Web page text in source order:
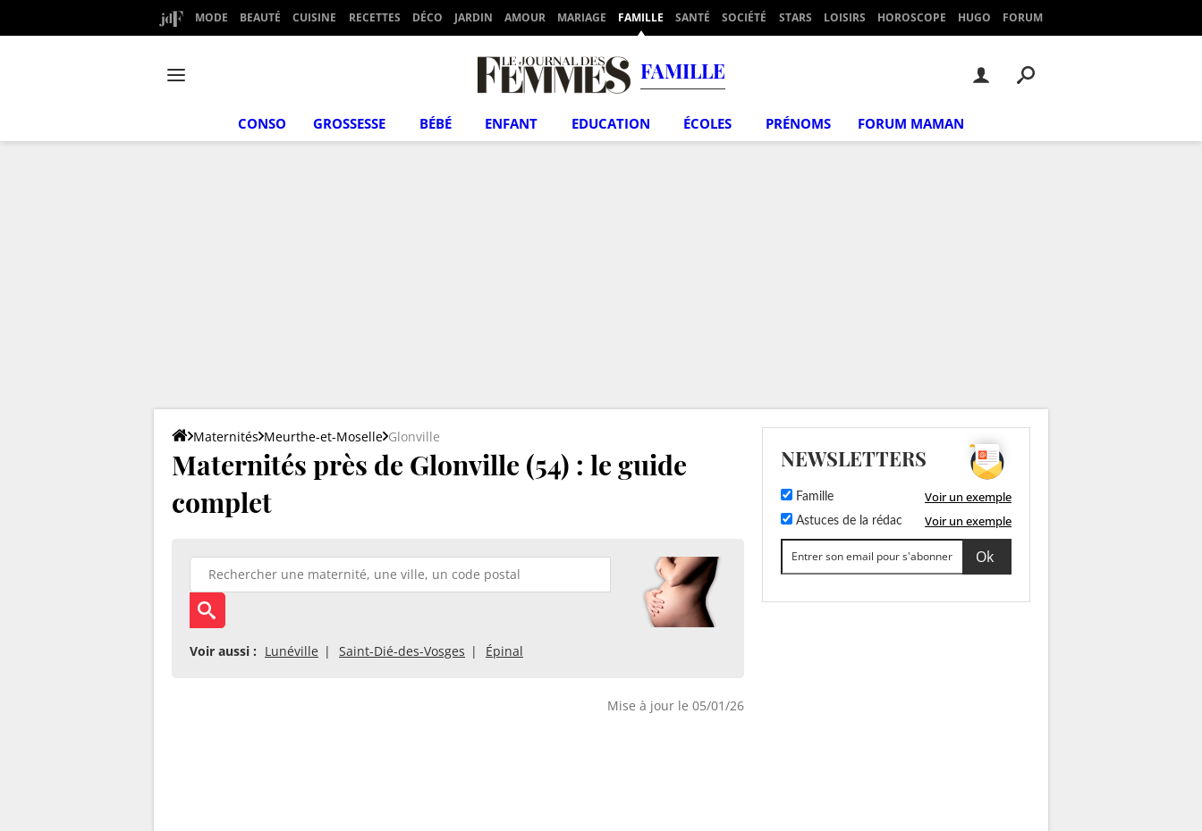
MODE BEAUTÉ CUISINE RECETTES DÉCO JARDIN AMOUR MARIAGE FAMILLE SANTÉ SOCIÉTÉ STARS LOISIRS HOROSCOPE HUGO FORUM
FAMILLE
CONSO GROSSESSE BÉBÉ ENFANT EDUCATION ÉCOLES PRÉNOMS FORUM MAMAN
Maternités Meurthe-et-Moselle Glonville
Maternités près de Glonville (54) : le guide
complet
Voir aussi : Lunéville Saint-Dié-des-Vosges Épinal
Mise à jour le 05/01/26
NEWSLETTERS
Famille Voir un exemple
Astuces de la rédac Voir un exemple